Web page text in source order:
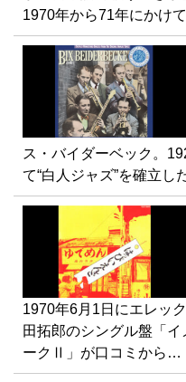
1970年から71年にかけ
ス・バイダーベック。
て“白人ジャズ”を確立
1970年6月1日にエレッ
田拓郎のシングル盤「
ークⅡ」が口コミから…